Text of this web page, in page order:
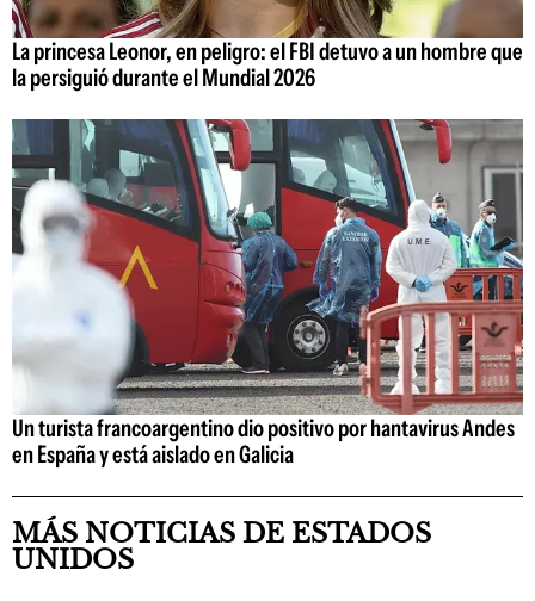
La princesa Leonor, en peligro: el FBI detuvo a un hombre que
la persiguió durante el Mundial 2026
Un turista francoargentino dio positivo por hantavirus Andes
en España y está aislado en Galicia
MÁS NOTICIAS DE ESTADOS
UNIDOS